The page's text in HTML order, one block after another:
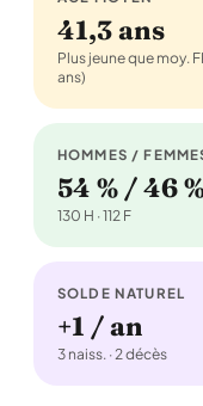
41,3 ans
Plus jeune que moy.
ans)
HOMMES /
54 % / 46
130 H · 112 F
SOLDE NATUREL
+1 / an
3 naiss. · 2 décès